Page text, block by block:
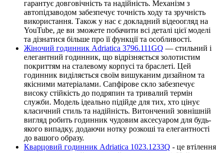
гарантує довговічність та надійність. Механізм з
автопідзаводом забезпечує точність ходу та зручність
використання. Також у нас є докладний відеоогляд на
YouTube, де ви зможете побачити всі деталі цієї моделі
та дізнатися більше про її функції та особливості.
Жіночий годинник Adriatica 3796.111GQ — стильний і
елегантний годинник, що відрізняється золотистим
покриттям на сталевому корпусі та браслеті. Цей
годинник виділяється своїм вишуканим дизайном та
якісними матеріалами. Сапфірове скло забезпечує
високу стійкість до подряпин та тривалий термін
служби. Модель ідеально підійде для тих, хто цінує
класичний стиль та надійність. Витончений зовнішній
вигляд робить годинник чудовим аксесуаром для будь-
якого випадку, додаючи нотку розкоші та елегантності
до вашого образу.
Кварцовий годинник Adriatica 1023.1233Q - це втілення